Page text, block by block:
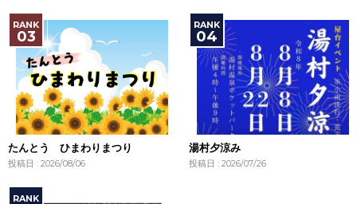
たんとう ひまわりまつり
投稿日 : 2026/08/06
湯村夕涼み
投稿日 : 2026/07/26